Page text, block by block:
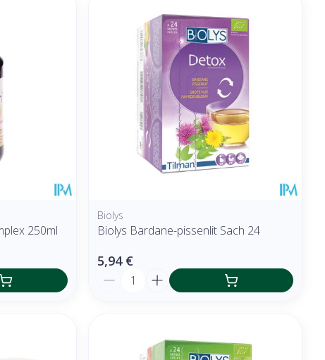
250ml
Biolys
Biolys Bardane-pissenlit Sach 24
5,94 €
Quantité